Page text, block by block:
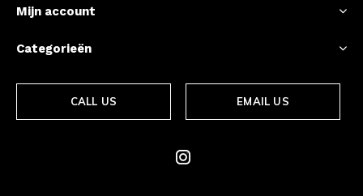
Mijn account
Categorieën
CALL US EMAIL US